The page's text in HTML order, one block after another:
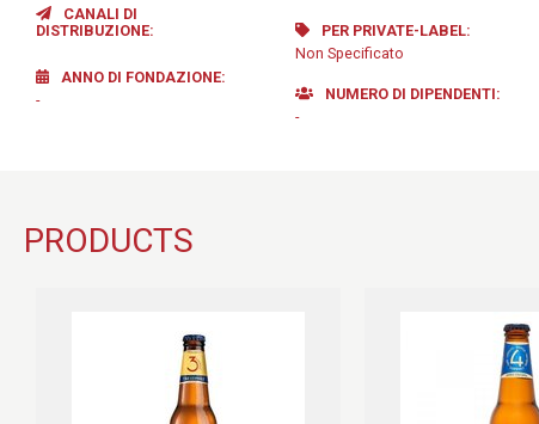
CANALI DI
DISTRIBUZIONE
ANNO DI FONDAZIONE
-
PER PRIVATE-LABEL
Non Specificato
NUMERO DI DIPENDENTI
-
PRODUCTS